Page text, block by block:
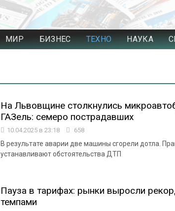
МИР БИЗНЕС ТЕХНО НАУКА
На Львовщине столкнулись
ГАЗель: семеро пострадавших
10.04.2025 в 23:18 658
В результате аварии две машины сгорели дотла.
устанавливают обстоятельства ДТП
Пауза в тарифах: рынки выросли
темпами